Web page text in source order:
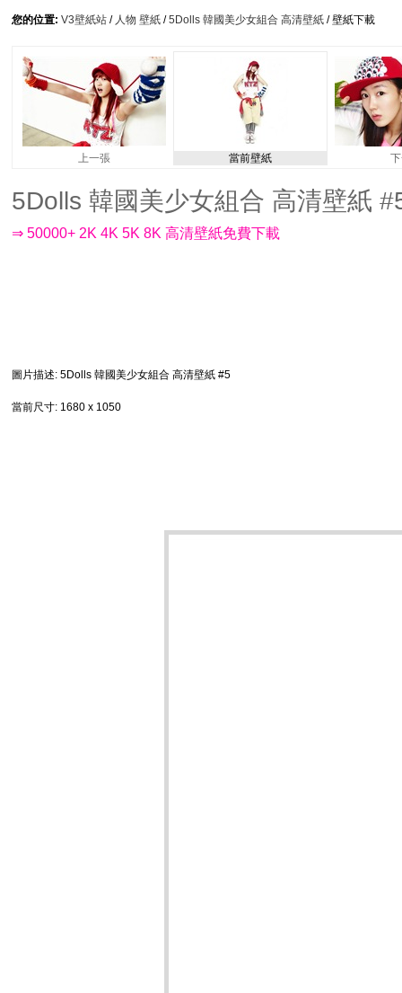
您的位置: V3壁紙站 / 人物 壁紙 /5Dolls 韓國美少女組合 高清壁紙 / 壁紙下載
上一張 當前壁紙
5Dolls 韓國美少女組合 高清壁紙
⇒ 50000+ 2K 4K 5K 8K 高清壁紙免費下載
圖片描述: 5Dolls 韓國美少女組合 高清壁紙 #5
當前尺寸: 1680 x 1050